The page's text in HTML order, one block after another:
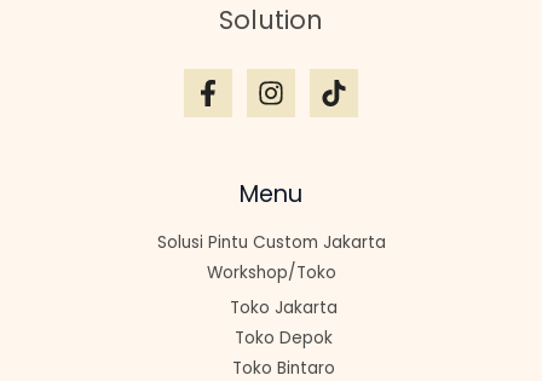
Solution
Menu
Solusi Pintu Custom Jakarta
Workshop/Toko
Toko Jakarta
Toko Depok
Toko Bintaro